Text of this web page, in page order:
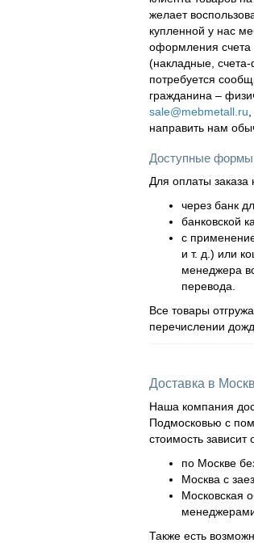
желает
купленной у нас
оформления счета
(накладные,
потребуется
гражданина –
sale@mebmetall.ru
направить нам
Доступные формы
Для оплаты заказа
через банк
банковской
с
и т. д.) или
менеджера
перевода.
Все товары
перечислении
Доставка в
Наша компания
Подмосковью с
стоимость зависит
по Москве
Москва с
Московская
Также есть